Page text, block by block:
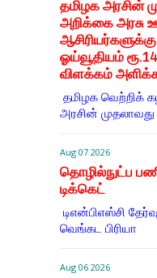
தமிழக அரசின்
அறிக்கை அரசு
ஓய்வூதியம்
விளக்கம்
தமிழக வெற்றிக்
அரசின் முதலாவது
Aug 07 2026
தொழில்நுட்ப
டிக்கெட்
டிஎன்​பிஎஸ்சி
வெங்கட பிரியா
Aug 06 2026